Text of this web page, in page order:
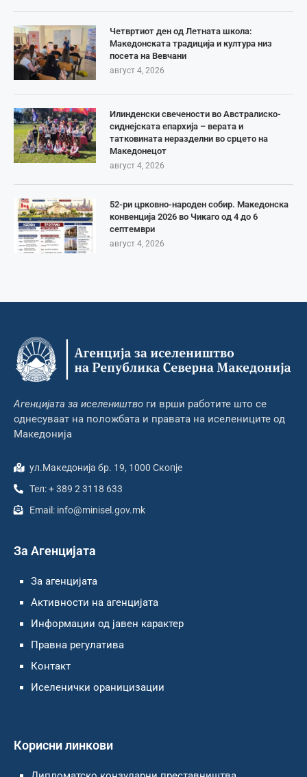
Четвртиот ден од Летната школа:
Македонската традиција и култура низ
посета на Вевчани
август 4, 2026
Илинденски свечености во Австралиско-
сиднејската епархија – верата и
татковината неразделни во срцето на
Македонецот
август 4, 2026
52-ри црковно-народен собир. Македонска
конвенција 2026 во Чикаго од 4 до 6
септември
август 4, 2026
Агенцијата за иселеништво ги врши работите што се
однесуваат на положбата и правата на иселениците од
Македонија
ул.Македонија бр. 19, 1000 Скопје
Тел: + 389 2 3118 633
Email: info@minisel.gov.mk
За Агенцијата
За агенцијата
Активности на агенцијата
Информации од јавен карактер
Правна регулатива
Контакт
Иселенички ораницизации
Корисни линкови